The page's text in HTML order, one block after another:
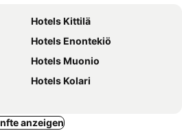
Hotels Kittilä
Hotels Enontekiö
Hotels Muonio
Hotels Kolari
anzeigen